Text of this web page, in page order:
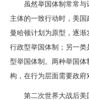
虽然举国体制常常
主体的一致行动时，美
曼哈顿计划为原型，逐
行政型举国体制；另一
型举国体制。两种举国
构，在行为层面需要政
第二次世界大战后